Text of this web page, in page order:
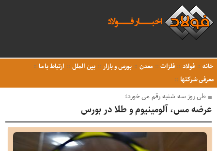
خانه فولاد فلزات معدن بورس و بازار بین الملل
ارتباط با ما
معرفی شرکتها
طی روز سه شنبه رقم می خورد؛
عرضه مس، آلومینیوم و طلا در بورس